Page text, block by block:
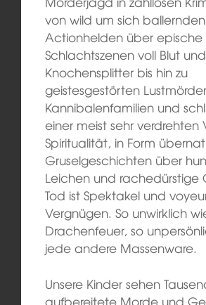
von wild um sich ballernden
Actionhelden über epische
Schlachtszenen voll Blut und
Knochensplitter bis hin zu
geistesgestörten
Kannibalenfamilien und
einer meist sehr verdrehten
Spiritualität, in Form
Gruselgeschichten über
Leichen und rachedürstige
Tod ist Spektakel und
Vergnügen. So unwirklich
Drachenfeuer, so
jede andere Massenware.
Unsere Kinder sehen
aufbereitete Morde und